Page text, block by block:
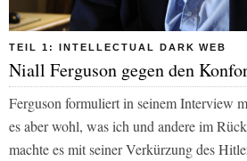
TEIL 1: INTELLECTUAL DARK WEB
Niall Ferguson gegen den
Ferguson formuliert in seinem Interview
es aber wohl, was ich und andere im
machte es mit seiner Verkürzung des